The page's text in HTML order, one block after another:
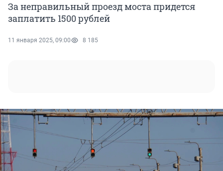
За неправильный проезд моста придется
заплатить 1500 рублей
11 января 2025, 09:00 8 185